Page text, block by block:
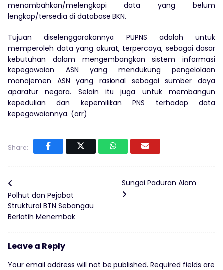
menambahkan/melengkapi data yang belum
lengkap/tersedia di database BKN.
Tujuan diselenggarakannya PUPNS adalah untuk
memperoleh data yang akurat, terpercaya, sebagai dasar
kebutuhan dalam mengembangkan sistem informasi
kepegawaian ASN yang mendukung pengelolaan
manajemen ASN yang rasional sebagai sumber daya
aparatur negara. Selain itu juga untuk membangun
kepedulian dan kepemilikan PNS terhadap data
kepegawaiannya. (arr)
Share:
Polhut dan Pejabat
Struktural BTN Sebangau
Berlatih Menembak
Sungai Paduran Alam
Leave a Reply
Your email address will not be published. Required fields are